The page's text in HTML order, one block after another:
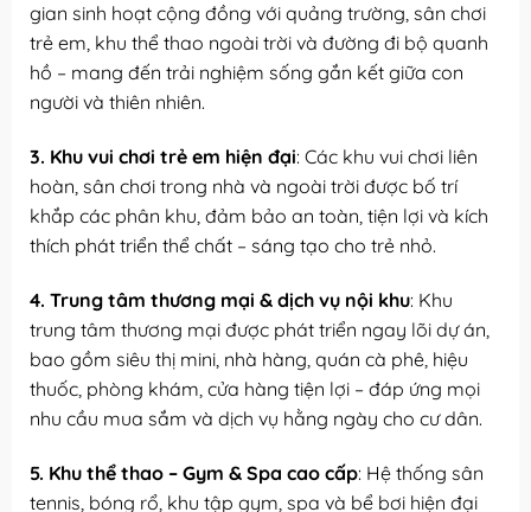
gian sinh hoạt cộng đồng với quảng trường, sân chơi
trẻ em, khu thể thao ngoài trời và đường đi bộ quanh
hồ – mang đến trải nghiệm sống gắn kết giữa con
người và thiên nhiên.
3. Khu vui chơi trẻ em hiện đại: Các khu vui chơi liên
hoàn, sân chơi trong nhà và ngoài trời được bố trí
khắp các phân khu, đảm bảo an toàn, tiện lợi và kích
thích phát triển thể chất – sáng tạo cho trẻ nhỏ.
4. Trung tâm thương mại & dịch vụ nội khu: Khu
trung tâm thương mại được phát triển ngay lõi dự án,
bao gồm siêu thị mini, nhà hàng, quán cà phê, hiệu
thuốc, phòng khám, cửa hàng tiện lợi – đáp ứng mọi
nhu cầu mua sắm và dịch vụ hằng ngày cho cư dân.
5. Khu thể thao – Gym & Spa cao cấp: Hệ thống sân
tennis, bóng rổ, khu tập gym, spa và bể bơi hiện đại